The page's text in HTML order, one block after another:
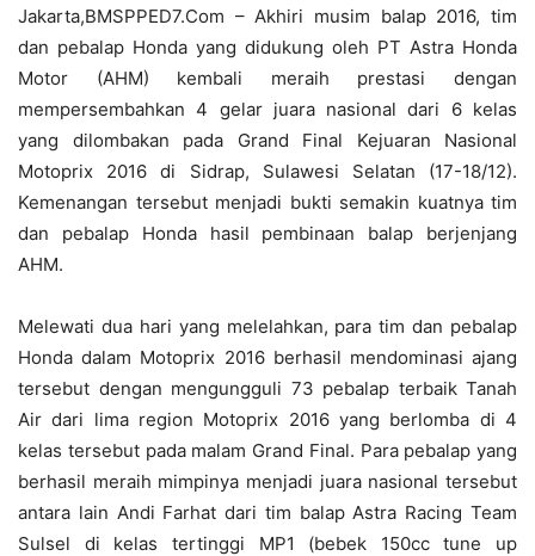
Jakarta,BMSPPED7.Com – Akhiri musim balap 2016, tim
dan pebalap Honda yang didukung oleh PT Astra Honda
Motor (AHM) kembali meraih prestasi dengan
mempersembahkan 4 gelar juara nasional dari 6 kelas
yang dilombakan pada Grand Final Kejuaran Nasional
Motoprix 2016 di Sidrap, Sulawesi Selatan (17-18/12).
Kemenangan tersebut menjadi bukti semakin kuatnya tim
dan pebalap Honda hasil pembinaan balap berjenjang
AHM.
Melewati dua hari yang melelahkan, para tim dan pebalap
Honda dalam Motoprix 2016 berhasil mendominasi ajang
tersebut dengan mengungguli 73 pebalap terbaik Tanah
Air dari lima region Motoprix 2016 yang berlomba di 4
kelas tersebut pada malam Grand Final. Para pebalap yang
berhasil meraih mimpinya menjadi juara nasional tersebut
antara lain Andi Farhat dari tim balap Astra Racing Team
Sulsel di kelas tertinggi MP1 (bebek 150cc tune up